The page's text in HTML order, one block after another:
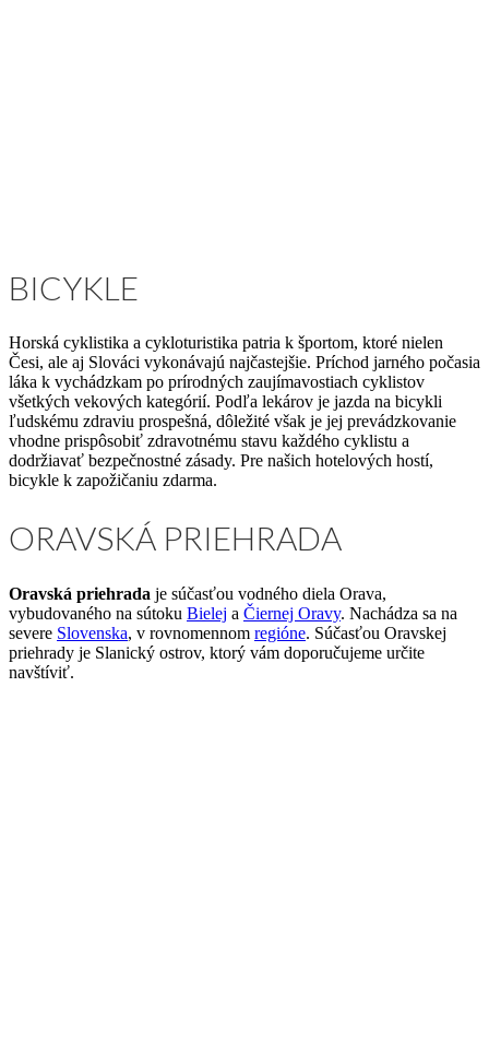
BICYKLE
Horská cyklistika a cykloturistika patria k športom, ktoré nielen
Česi, ale aj Slováci vykonávajú najčastejšie. Príchod jarného počasia
láka k vychádzkam po prírodných zaujímavostiach cyklistov
všetkých vekových kategórií. Podľa lekárov je jazda na bicykli
ľudskému zdraviu prospešná, dôležité však je jej prevádzkovanie
vhodne prispôsobiť zdravotnému stavu každého cyklistu a
dodržiavať bezpečnostné zásady. Pre našich hotelových hostí,
bicykle k zapožičaniu zdarma.
ORAVSKÁ PRIEHRADA
Oravská priehrada je súčasťou vodného diela Orava,
vybudovaného na sútoku Bielej a Čiernej Oravy. Nachádza sa na
severe Slovenska, v rovnomennom regióne. Súčasťou Oravskej
priehrady je Slanický ostrov, ktorý vám doporučujeme určite
navštíviť.